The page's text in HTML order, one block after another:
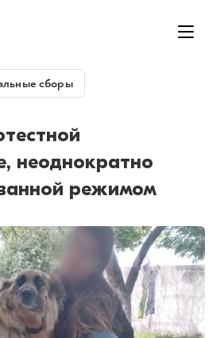
сборы
неоднократно
режимом